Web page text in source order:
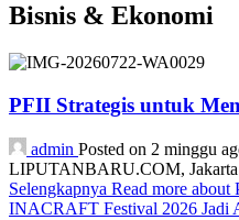
Bisnis & Ekonomi
PFII Strategis untuk
admin Posted on 2 minggu
LIPUTANBARU.COM, Jakarta
Selengkapnya Read more about
INACRAFT Festival 2026 Jadi